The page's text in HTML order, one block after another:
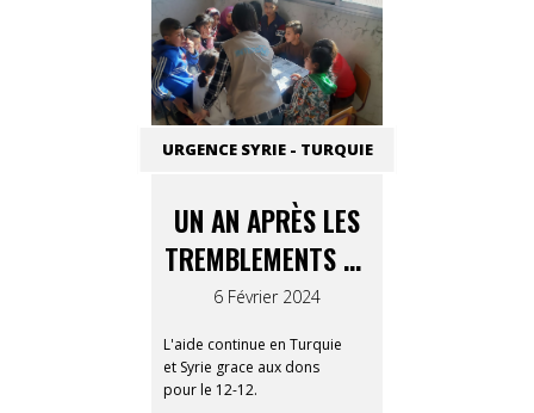
UN AN APRÈS LES
TREMBLEMENTS DE
TERRE
6 Février 2024
L'aide continue en Turquie
et Syrie grace aux dons
pour le 12-12.
URGENCE SYRIE - TURQUIE